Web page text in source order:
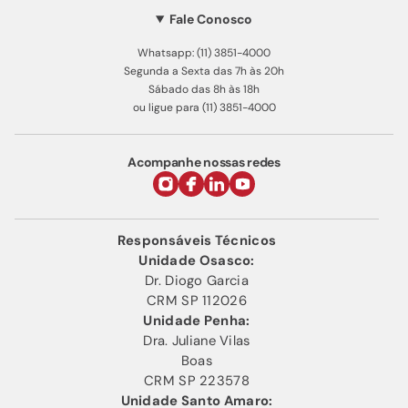
Fale Conosco
Whatsapp: (11) 3851-4000
Segunda a Sexta das 7h às 20h
Sábado das 8h às 18h
ou ligue para (11) 3851-4000
Acompanhe nossas redes
Responsáveis Técnicos
Unidade Osasco:
Dr. Diogo Garcia
CRM SP 112026
Unidade Penha:
Dra. Juliane Vilas
Boas
CRM SP 223578
Unidade Santo Amaro: